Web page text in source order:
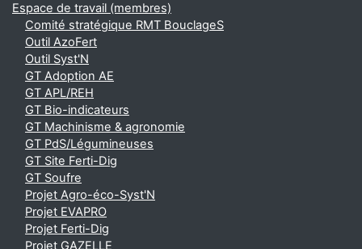
Espace de travail (membres)
Comité stratégique RMT BouclageS
Outil AzoFert
Outil Syst'N
GT Adoption AE
GT APL/REH
GT Bio-indicateurs
GT Machinisme & agronomie
GT PdS/Légumineuses
GT Site Ferti-Dig
GT Soufre
Projet Agro-éco-Syst'N
Projet EVAPRO
Projet Ferti-Dig
Projet GAZELLE